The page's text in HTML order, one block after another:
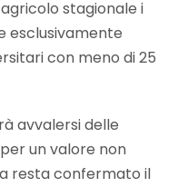
stagionale i
esclusivamente
con meno di 25
avvalersi delle
per un valore non
resta confermato il